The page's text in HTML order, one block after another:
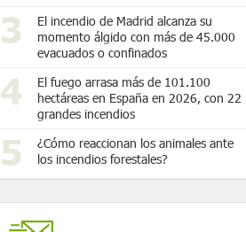
El incendio de Madrid alcanza su
momento álgido con más de 45.000
evacuados o confinados
El fuego arrasa más de 101.100
hectáreas en España en 2026, con 22
grandes incendios
¿Cómo reaccionan los animales ante
los incendios forestales?